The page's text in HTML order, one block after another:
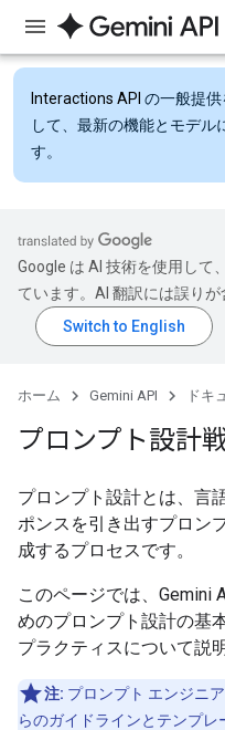
Interactions API の一般提供
して、最新の機能とモデル
す。
Google は AI 技術を使用して
ています。AI 翻訳には誤りが
ホーム Gemini API ドキ
プロンプト設計
プロンプト設計とは、言
ポンスを引き出すプロン
成するプロセスです。
このページでは、Gemini
めのプロンプト設計の基
プラクティスについて説
注: プロンプト エンジニ
らのガイドラインとテンプ